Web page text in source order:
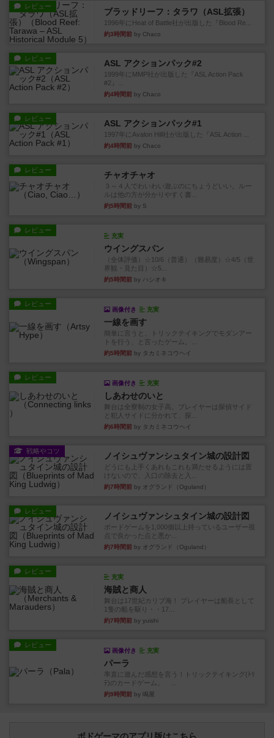
レビュー
ブラッドリーフ：タラワ（ASL拡張）
1996年にHeat of Battle社が出版した『Blood Re...
約3時間前 by Chaco
レビュー ASL アクションパック#2
1999年にMMP社が出版した『ASL Action Pack
#2』...
約4時間前 by Chaco
レビュー ASL アクションパック#1
1997年にAvalon Hill社が出版した『ASL Action ...
約4時間前 by Chaco
レビュー チャオチャオ
３～４人でわいわい遊ぶのにちょうどいい。ルー
ルは他の方が分かりやすく書...
約5時間前 by S
レビュー
充実
ウイングスパン
（全体評価）☆10/6（普通）（難易度）☆4/5（世
界観・見た目）☆5...
約5時間前 by ハシオキ
レビュー
画像付き 充実
一線を画す
簡単に言うと、トリックテイキングでモダンアー
トを行う、と言ったゲーム。...
約5時間前 by タカミネコウヘイ
レビュー
画像付き 充実
しあわせのいと
舞台は全寮制の女子高。プレイヤーは探偵サイド
と犯人サイドに分かれて、探...
約6時間前 by タカミネコウヘイ
戦略やコツ ノイシュヴァンシュタイン城の設計図
どうにも上手くあれもこれも満たせるようには置
けないので、入口の除去と入...
約7時間前 by オグランド（Oguland）
レビュー ノイシュヴァンシュタイン城の設計図
ボードゲームを1,000個以上持っているユーザー視
点で良かった点と悪か...
約7時間前 by オグランド（Oguland）
レビュー
充実
海賊と商人
舞台は17世紀カリブ海！ プレイヤーは船長として
1隻の船を駆り・・17...
約7時間前 by yuishi
レビュー
画像付き 充実
パーラ
率直に遊んだ感想を言う！トリックテイキング(ﾄﾘ
ﾃ)のカードゲーム。 ...
約9時間前 by 鳴屋